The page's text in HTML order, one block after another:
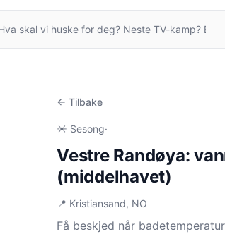
← Tilbake
☀️ Sesong·
Vestre Randøya:
(middelhavet)
📍 Kristiansand, NO
Få beskjed når